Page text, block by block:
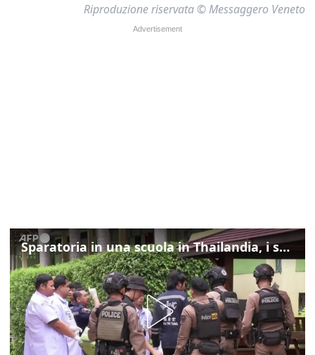
Riproduzione riservata © Messaggero Veneto
Sparatoria in una scuola in Thailandia, i soccorsi sul posto